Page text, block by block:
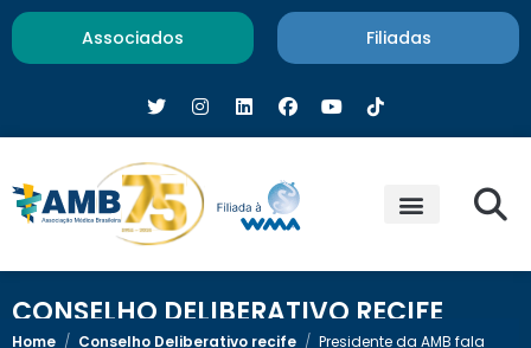
Associados Filiadas
CONSELHO DELIBERATIVO RECIFE
Home / Conselho Deliberativo recife / Presidente da AMB fala